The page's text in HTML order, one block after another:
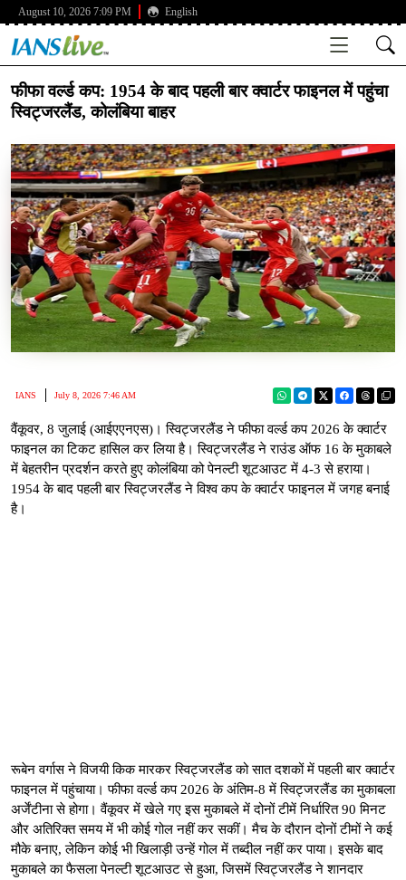
August 10, 2026 7:09 PM English
फीफा वर्ल्ड कप: 1954 के बाद पहली बार क्वार्टर फाइनल में पहुंचा
स्विट्जरलैंड, कोलंबिया बाहर
IANS July 8, 2026 7:46 AM
वैंकूवर, 8 जुलाई (आईएएनएस)। स्विट्जरलैंड ने फीफा वर्ल्ड कप 2026 के क्वार्टर
फाइनल का टिकट हासिल कर लिया है। स्विट्जरलैंड ने राउंड ऑफ 16 के मुकाबले
में बेहतरीन प्रदर्शन करते हुए कोलंबिया को पेनल्टी शूटआउट में 4-3 से हराया।
1954 के बाद पहली बार स्विट्जरलैंड ने विश्व कप के क्वार्टर फाइनल में जगह बनाई
है।
रूबेन वर्गास ने विजयी किक मारकर स्विट्जरलैंड को सात दशकों में पहली बार क्वार्टर
फाइनल में पहुंचाया। फीफा वर्ल्ड कप 2026 के अंतिम-8 में स्विट्जरलैंड का मुकाबला
अर्जेंटीना से होगा। वैंकूवर में खेले गए इस मुकाबले में दोनों टीमें निर्धारित 90 मिनट
और अतिरिक्त समय में भी कोई गोल नहीं कर सकीं। मैच के दौरान दोनों टीमों ने कई
मौके बनाए, लेकिन कोई भी खिलाड़ी उन्हें गोल में तब्दील नहीं कर पाया। इसके बाद
मुकाबले का फैसला पेनल्टी शूटआउट से हुआ, जिसमें स्विट्जरलैंड ने शानदार